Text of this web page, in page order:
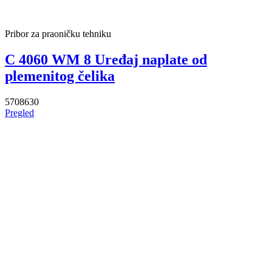
Pribor za praoničku tehniku
C 4060 WM 8 Uređaj naplate od
plemenitog čelika
5708630
Pregled